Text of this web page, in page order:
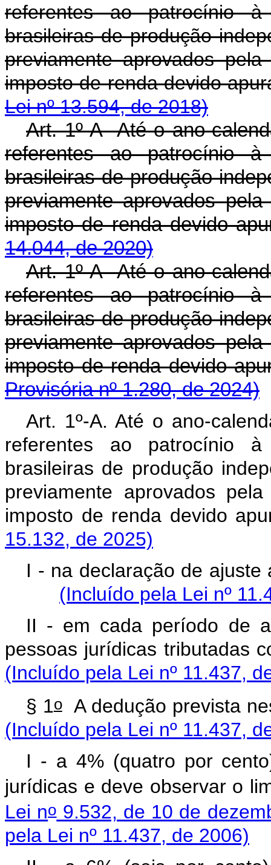
referentes ao patrocínio
brasileiras de produção
previamente aprovados
imposto de renda
Lei nº 13.594, de 2018)
Art. 1º-A Até o ano-
referentes ao patrocínio
brasileiras de produção
previamente aprovados
imposto de renda devido
14.044, de 2020)
Art. 1º-A Até o ano-
referentes ao patrocínio
brasileiras de produção
previamente aprovados
imposto de renda devido
Provisória nº 1.280, de 2024)
Art. 1º-A. Até o ano-
referentes ao patrocínio
brasileiras de produção
previamente aprovados
imposto de renda devido
15.132, de 2025)
I - na declaração de
(Incluído pela Lei nº
II - em cada período de
pessoas jurídicas
(Incluído pela Lei nº 11.437,
§ 1oA dedução
(Incluído pela Lei nº 11.437,
I - a 4% (quatro por
jurídicas e deve observar o
Lei no9.532, de 10 de
pela Lei nº 11.437, de 2006)